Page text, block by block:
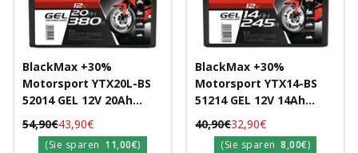
BlackMax +30%
Motorsport YTX20L-BS
52014 GEL 12V 20Ah
380A/EN
Motorradbatterie
Angebotspreis
43,90€
Regulärer
Preis
54,90€
(Sie sparen 11,00€)
BlackMax +30%
Motorsport YTX14-BS
51214 GEL 12V 14Ah
245A/EN
Motorradbatterie
Angebotspreis
32,90€
Regulärer
Preis
40,90€
(Sie sparen 8,00€)